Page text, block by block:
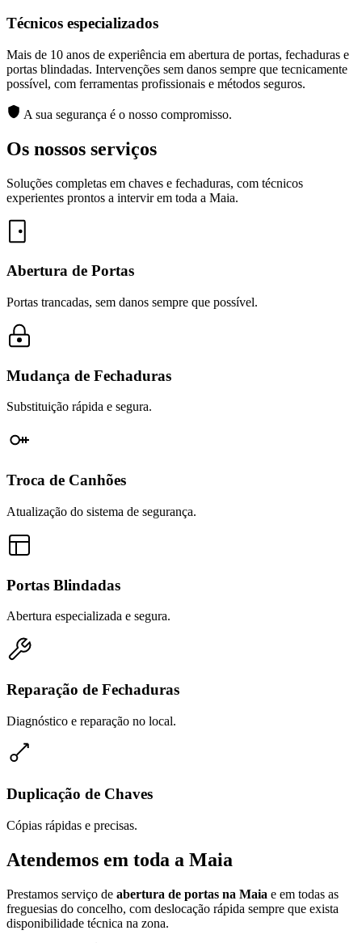
Técnicos especializados
Mais de 10 anos de experiência em abertura de portas, fechaduras e
portas blindadas. Intervenções sem danos sempre que tecnicamente
possível, com ferramentas profissionais e métodos seguros.
A sua segurança é o nosso compromisso.
Os nossos serviços
Soluções completas em chaves e fechaduras, com técnicos
experientes prontos a intervir em toda a Maia.
Abertura de Portas
Portas trancadas, sem danos sempre que possível.
Mudança de Fechaduras
Substituição rápida e segura.
Troca de Canhões
Atualização do sistema de segurança.
Portas Blindadas
Abertura especializada e segura.
Reparação de Fechaduras
Diagnóstico e reparação no local.
Duplicação de Chaves
Cópias rápidas e precisas.
Atendemos em toda a Maia
Prestamos serviço de abertura de portas na Maia e em todas as
freguesias do concelho, com deslocação rápida sempre que exista
disponibilidade técnica na zona.